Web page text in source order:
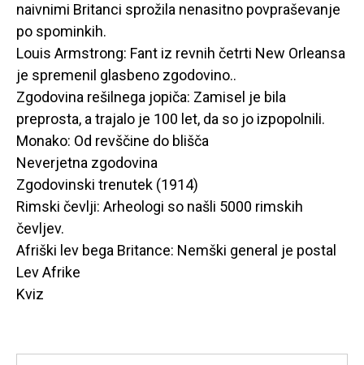
naivnimi Britanci sprožila nenasitno povpraševanje
po spominkih.
Louis Armstrong: Fant iz revnih četrti New Orleansa
je spremenil glasbeno zgodovino..
Zgodovina rešilnega jopiča: Zamisel je bila
preprosta, a trajalo je 100 let, da so jo izpopolnili.
Monako: Od revščine do blišča
Neverjetna zgodovina
Zgodovinski trenutek (1914)
Rimski čevlji: Arheologi so našli 5000 rimskih
čevljev.
Afriški lev bega Britance: Nemški general je postal
Lev Afrike
Kviz